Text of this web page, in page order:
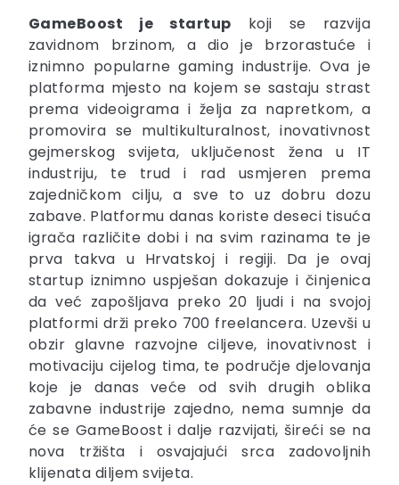
GameBoost je startup koji se razvija
zavidnom brzinom, a dio je brzorastuće i
iznimno popularne gaming industrije. Ova je
platforma mjesto na kojem se sastaju strast
prema videoigrama i želja za napretkom, a
promovira se multikulturalnost, inovativnost
gejmerskog svijeta, uključenost žena u IT
industriju, te trud i rad usmjeren prema
zajedničkom cilju, a sve to uz dobru dozu
zabave. Platformu danas koriste deseci tisuća
igrača različite dobi i na svim razinama te je
prva takva u Hrvatskoj i regiji. Da je ovaj
startup iznimno uspješan dokazuje i činjenica
da već zapošljava preko 20 ljudi i na svojoj
platformi drži preko 700 freelancera. Uzevši u
obzir glavne razvojne ciljeve, inovativnost i
motivaciju cijelog tima, te područje djelovanja
koje je danas veće od svih drugih oblika
zabavne industrije zajedno, nema sumnje da
će se GameBoost i dalje razvijati, šireći se na
nova tržišta i osvajajući srca zadovoljnih
klijenata diljem svijeta.